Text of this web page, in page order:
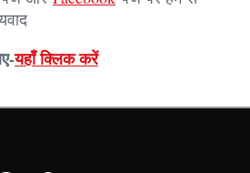
यहाँ क्लिक करें